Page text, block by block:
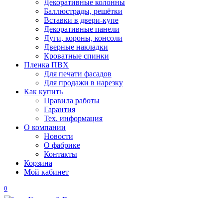
Декоративные колонны
Баллюстрады, решётки
Вставки в двери-купе
Декоративные панели
Дуги, короны, консоли
Дверные накладки
Кроватные спинки
Пленка ПВХ
Для печати фасадов
Для продажи в нарезку
Как купить
Правила работы
Гарантия
Тех. информация
О компании
Новости
О фабрике
Контакты
Корзина
Мой кабинет
0